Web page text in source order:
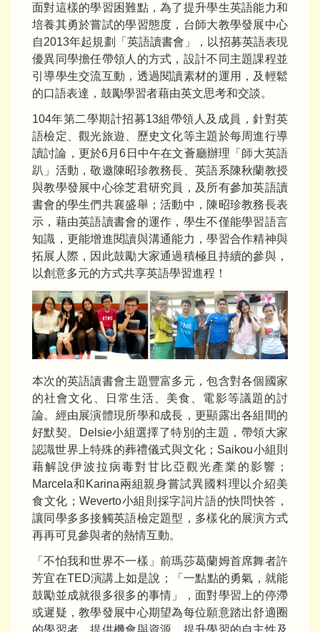
面對這樣的學習困難點，為了提升學生英語能力和
培養其勇於嘗試的學習態度，台師大教學發展中心
自2013年起規劃「英語讀書會」，以招募英語表現
優異同學擔任帶領人的方式，設計不同主題課程並
引導學生交流互動，透過閱讀素材的運用，及輕鬆
的口語表達，鼓勵學習者藉由英文思考和交談。
104年第二學期計招募13組帶領人及成員，針對英
語檢定、觀光旅遊、歷史文化等主題於每周進行導
讀討論，更於6月6日中午在文薈廳辦理「師大英語
趴」活動，敬邀陳昭珍教務長、英語系陳秋蘭教授
與教學發展中心徐芝君研究員，及所有參加英語讀
書會的學生們共襄盛舉；活動中，陳昭珍教務長表
示，藉由英語讀書會的運作，學生不僅能學習語言
知識，更能增進閱讀與溝通能力，學習合作精神與
拓展人際，因此鼓勵大家通過積極且持續的參與，
以創意多元的方式共享英語學習進程！
本次的英語讀書會主題豐富多元，包含對各個國家
的社會文化、日常生活、美食、電影等議題的討
論。經由展演體現所學和成長，更顯露出各組間的
好默契。Delsie小組選擇了特別的主題，帶領大家
認識世界上特殊的葬禮儀式與文化；Saikou小組則
藉解說伊波拉病毒對甘比亞觀光產業的影響；
Marcela和Karina兩組親身嘗試異國料理以介紹美
食文化；Weverto小組則採字詞片語的快問快答，
讓同學多多接觸英語檢定題型，多樣化的展演方式
再再可見參與者的熱情互動。
「不怕我和世界不一樣」前瑪莎葛蘭姆首席舞者許
芳宜在TED演講上如是說；「一點點的勇氣，就能
鼓勵並成就很多很多的事情」，面對學習上的停滯
或遲疑，教學發展中心期望為每位願意踏出舒適圈